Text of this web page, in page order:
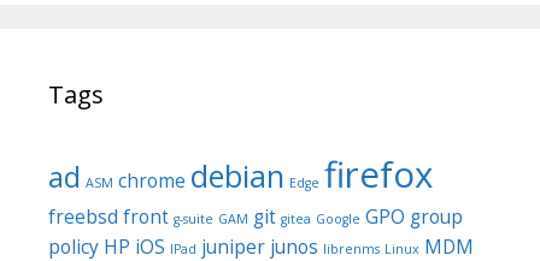
Tags
ad ASM chrome debian Edge firefox
freebsd front g-suite GAM git gitea Google GPO group
policy HP iOS IPad juniper junos librenms Linux MDM